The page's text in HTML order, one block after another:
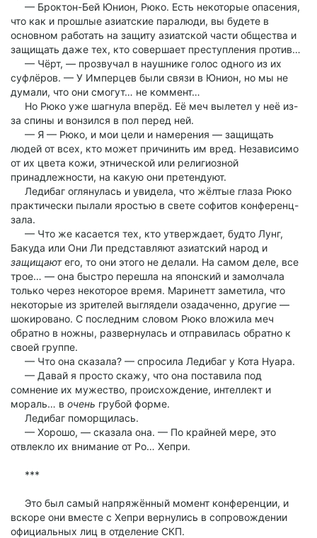
— Броктон-Бей Юнион, Рюко. Есть некоторые опасения,
что как и прошлые азиатские паралюди, вы будете в
основном работать на защиту азиатской части общества и
защищать даже тех, кто совершает преступления против…
— Чёрт, — прозвучал в наушнике голос одного из их
суфлёров. — У Имперцев были связи в Юнион, но мы не
думали, что они смогут… не коммент…
Но Рюко уже шагнула вперёд. Её меч вылетел у неё из-
за спины и вонзился в пол перед ней.
— Я — Рюко, и мои цели и намерения — защищать
людей от всех, кто может причинить им вред. Независимо
от их цвета кожи, этнической или религиозной
принадлежности, на какую они претендуют.
Ледибаг оглянулась и увидела, что жёлтые глаза Рюко
практически пылали яростью в свете софитов конференц-
зала.
— Что же касается тех, кто утверждает, будто Лунг,
Бакуда или Они Ли представляют азиатский народ и
защищаютего, то они этого не делали. На самом деле, все
трое… — она быстро перешла на японский и замолчала
только через некоторое время. Маринетт заметила, что
некоторые из зрителей выглядели озадаченно, другие —
шокировано. С последним словом Рюко вложила меч
обратно в ножны, развернулась и отправилась обратно к
своей группе.
— Что она сказала? — спросила Ледибаг у Кота Нуара.
— Давай я просто скажу, что она поставила под
сомнение их мужество, происхождение, интеллект и
мораль… в очень грубой форме.
Ледибаг поморщилась.
— Хорошо, — сказала она. — По крайней мере, это
отвлекло их внимание от Ро… Хепри.
***
Это был самый напряжённый момент конференции, и
вскоре они вместе с Хепри вернулись в сопровождении
официальных лиц в отделение СКП.